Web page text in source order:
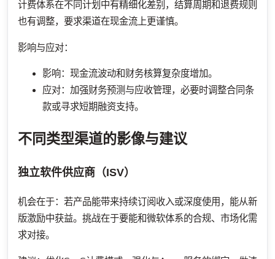
计费体系在不同计划中有精细化差别，结算周期和退费规则
也有调整，要求渠道在现金流上更谨慎。
影响与应对：
影响：现金流波动和财务核算复杂度增加。
应对：加强财务预测与应收管理，必要时调整合同条
款或寻求短期融资支持。
不同类型渠道的影像与建议
独立软件供应商（ISV）
机会在于：若产品能带来持续订阅收入或深度使用，能从新
版激励中获益。挑战在于要能和微软体系的合规、市场化需
求对接。